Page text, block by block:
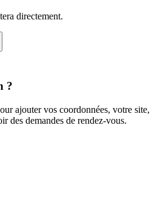
directement.
?
ajouter vos coordonnées, votre site,
des demandes de rendez-vous.